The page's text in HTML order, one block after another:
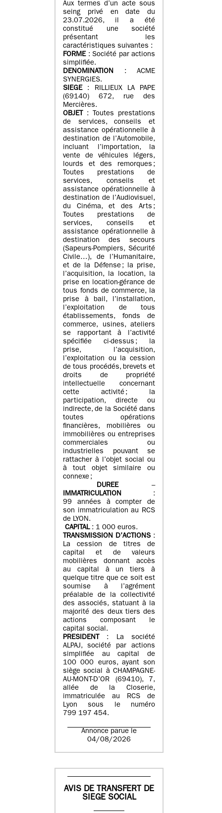
Aux termes d’un acte sous
seing privé en date du
23.07.2026, il a été
constitué une société
présentant les
caractéristiques suivantes :
FORME: Société par actions
simplifiée.
DENOMINATION : ACME
SYNERGIES.
SIEGE: RILLIEUX LA PAPE
(69140) 672, rue des
Mercières.
OBJET
: Toutes prestations
de services, conseils et
assistance opérationnelle à
destination de l’Automobile,
incluant l’importation, la
vente de véhicules légers,
lourds et des remorques ;
Toutes prestations de
services, conseils et
assistance opérationnelle à
destination de l’Audiovisuel,
du Cinéma, et des Arts ;
Toutes prestations de
services, conseils et
assistance opérationnelle à
destination des secours
(Sapeurs-Pompiers, Sécurité
Civile…), de l’Humanitaire,
et de la Défense ; la prise,
l’acquisition, la location, la
prise en location-gérance de
tous fonds de commerce, la
prise à bail, l’installation,
l’exploitation de tous
établissements, fonds de
commerce, usines, ateliers
se rapportant à l’activité
spécifiée ci-dessus ; la
prise, l’acquisition,
l’exploitation ou la cession
de tous procédés, brevets et
droits de propriété
intellectuelle concernant
cette activité ; la
participation, directe ou
indirecte, de la Société dans
toutes opérations
financières, mobilières ou
immobilières ou entreprises
commerciales ou
industrielles pouvant se
rattacher à l’objet social ou
à tout objet similaire ou
connexe ;
DUREE–
IMMATRICULATION :
99 années à compter de
son immatriculation au RCS
de LYON.
CAPITAL: 1 000 euros.
TRANSMISSION D’ACTIONS :
La cession de titres de
capital et de valeurs
mobilières donnant accès
au capital à un tiers à
quelque titre que ce soit est
soumise à l’agrément
préalable de la collectivité
des associés, statuant à la
majorité des deux tiers des
actions composant le
capital social.
PRESIDENT
: La société
ALPAJ, société par actions
simplifiée au capital de
100 000 euros, ayant son
siège social à CHAMPAGNE-
AU-MONT-D’OR (69410), 7,
allée de la Closerie,
immatriculée au RCS de
Lyon sous le numéro
799 197 454.
Annonce parue le
04/08/2026
AVIS DE TRANSFERT DE
SIEGE SOCIAL